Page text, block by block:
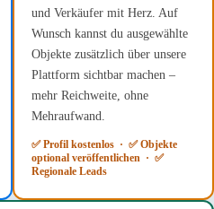
und Verkäufer mit Herz. Auf
Wunsch kannst du ausgewählte
Objekte zusätzlich über unsere
Plattform sichtbar machen –
mehr Reichweite, ohne
Mehraufwand.
✅ Profil kostenlos · ✅ Objekte
optional veröffentlichen · ✅
Regionale Leads